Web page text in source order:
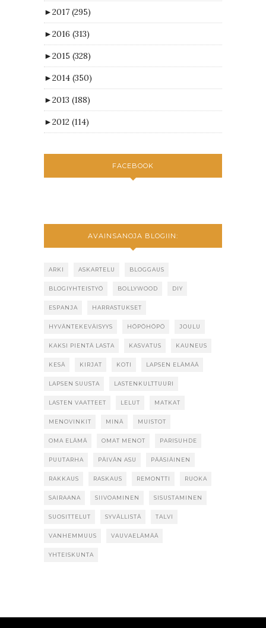
►2017 (295)
►2016 (313)
►2015 (328)
►2014 (350)
►2013 (188)
►2012 (114)
FACEBOOK
AVAINSANOJA BLOGIIN:
ARKI ASKARTELU BLOGGAUS
BLOGIYHTEISTYÖ BOLLYWOOD DIY
ESPANJA HARRASTUKSET
HYVÄNTEKEVÄISYYS HÖPÖHÖPÖ JOULU
KAKSI PIENTÄ LASTA KASVATUS KAUNEUS
KESÄ KIRJAT KOTI LAPSEN ELÄMÄÄ
LAPSEN SUUSTA LASTENKULTTUURI
LASTEN VAATTEET LELUT MATKAT
MENOVINKIT MINÄ MUISTOT
OMA ELÄMÄ OMAT MENOT PARISUHDE
PUUTARHA PÄIVÄN ASU PÄÄSIÄINEN
RAKKAUS RASKAUS REMONTTI RUOKA
SAIRAANA SIIVOAMINEN SISUSTAMINEN
SUOSITTELUT SYVÄLLISTÄ TALVI
VANHEMMUUS VAUVAELÄMÄÄ
YHTEISKUNTA